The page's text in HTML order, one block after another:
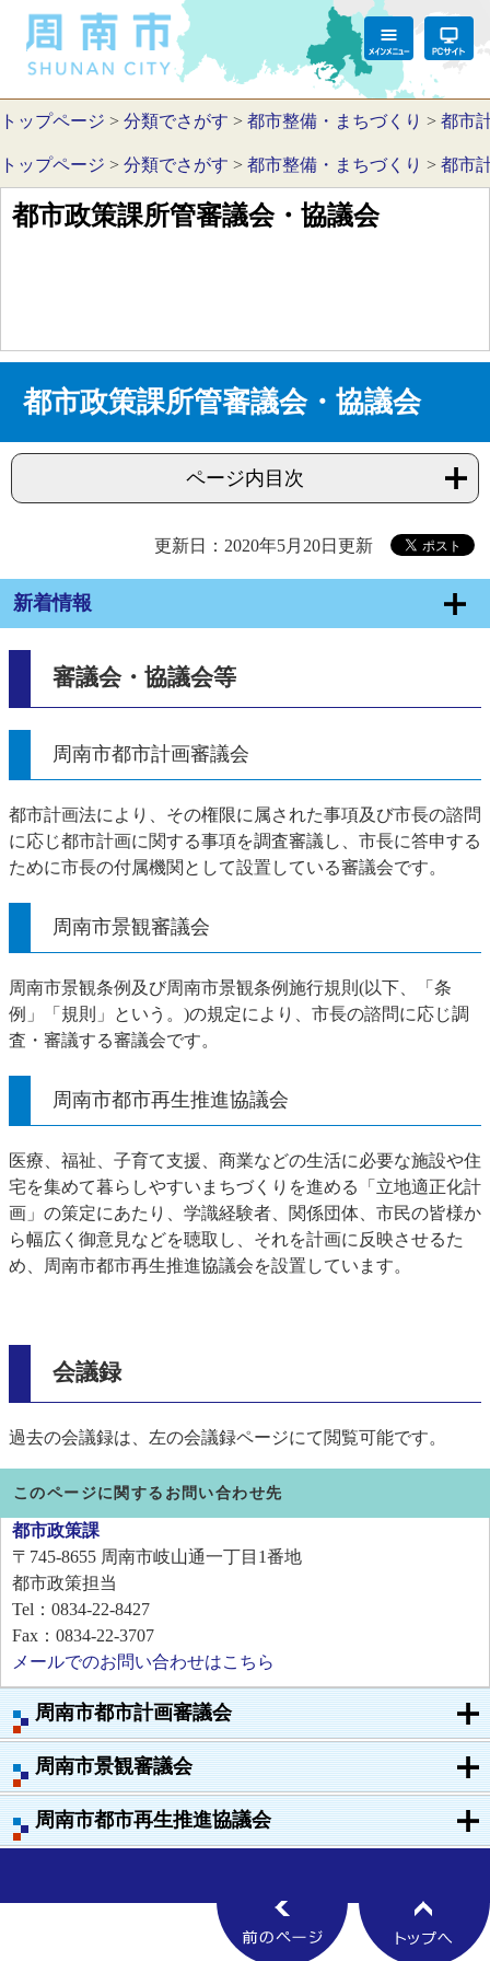
トップページ > 分類でさがす > 都市整備・まちづくり > 都市
トップページ > 分類でさがす > 都市整備・まちづくり > 都市
都市政策課所管審議会・協議会
周南市都市計画審議会
周南市景観審議会
周南市都市再生推進協議会
都市政策課所管審議会・協議会
ページ内目次
更新日：2020年5月20日更新
新着情報
審議会・協議会等
周南市都市計画審議会
都市計画法により、その権限に属された事項及び市長の諮問
に応じ都市計画に関する事項を調査審議し、市長に答申する
ために市長の付属機関として設置している審議会です。
周南市景観審議会
周南市景観条例及び周南市景観条例施行規則(以下、「条
例」「規則」という。)の規定により、市長の諮問に応じ調
査・審議する審議会です。
周南市都市再生推進協議会
医療、福祉、子育て支援、商業などの生活に必要な施設や住
宅を集めて暮らしやすいまちづくりを進める「立地適正化計
画」の策定にあたり、学識経験者、関係団体、市民の皆様か
ら幅広く御意見などを聴取し、それを計画に反映させるた
め、周南市都市再生推進協議会を設置しています。
会議録
過去の会議録は、左の会議録ページにて閲覧可能です。
このページに関するお問い合わせ先
都市政策課
〒745-8655 周南市岐山通一丁目1番地
都市政策担当
Tel：0834-22-8427
Fax：0834-22-3707
メールでのお問い合わせはこちら